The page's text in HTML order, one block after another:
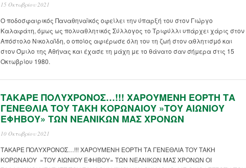
15 Οκτωβρίου 2021
Ο ποδοσφαιρικός Παναθηναϊκός οφείλει την ύπαρξή του στον Γιώργο
Καλαφάτη, όμως ως πολυαθλητικός Σύλλογος το Τριφύλλι υπάρχει χάρις στον
Απόστολο Νικολαΐδη, ο οποίος αφιέρωσε όλη του τη ζωή στον αθλητισμό και
στον Όμιλο της Αθήνας και έχασε τη μάχη με το θάνατο σαν σήμερα στις 15
Οκτωβρίου 1980.
ΤΑΚΑΡΕ ΠΟΛΥΧΡΟΝΟΣ…!!! ΧΑΡΟΥΜΕΝΗ ΕΟΡΤΗ ΤΑ
ΓΕΝΕΘΛΙΑ ΤΟΥ ΤΑΚΗ ΚΟΡΩΝΑΙΟΥ »ΤΟΥ ΑΙΩΝΙΟΥ
ΕΦΗΒΟΥ» ΤΩΝ ΝΕΑΝΙΚΩΝ ΜΑΣ ΧΡΟΝΩΝ
10 Οκτωβρίου 2021
ΤΑΚΑΡΕ ΠΟΛΥΧΡΟΝΟΣ…!!! ΧΑΡΟΥΜΕΝΗ ΕΟΡΤΗ ΤΑ ΓΕΝΕΘΛΙΑ ΤΟΥ ΤΑΚΗ
ΚΟΡΩΝΑΙΟΥ »ΤΟΥ ΑΙΩΝΙΟΥ ΕΦΗΒΟΥ» ΤΩΝ ΝΕΑΝΙΚΩΝ ΜΑΣ ΧΡΟΝΩΝ ΟΙ